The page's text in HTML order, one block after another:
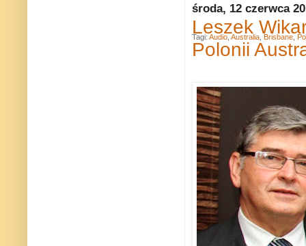
środa, 12 czerwca
Leszek
Polonii
Tagi: Audio Australia Brisbane